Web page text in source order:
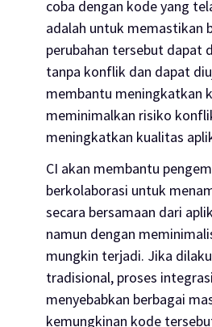
coba dengan kode yang
adalah untuk memastikan
perubahan tersebut dapat
tanpa konflik dan dapat
membantu meningkatkan
meminimalkan risiko
meningkatkan kualitas
CI akan membantu
berkolaborasi untuk
secara bersamaan dari
namun dengan
mungkin terjadi. Jika
tradisional, proses
menyebabkan berbagai
kemungkinan kode